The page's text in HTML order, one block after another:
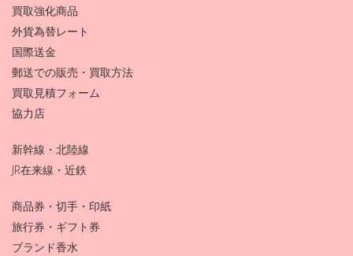
買取強化商品
外貨為替レート
国際送金
郵送での販売・買取方法
買取見積フォーム
協力店
新幹線・北陸線
JR在来線・近鉄
商品券・切手・印紙
旅行券・ギフト券
ブランド香水